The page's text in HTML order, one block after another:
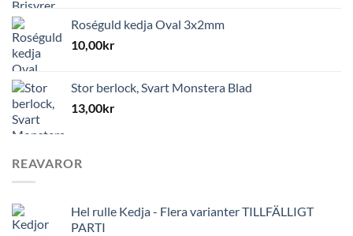
Roséguld kedja Oval 3x2mm
10,00kr
Stor berlock, Svart Monstera Blad
13,00kr
REAVAROR
Hel rulle Kedja - Flera varianter TILLFÄLLIGT
PARTI